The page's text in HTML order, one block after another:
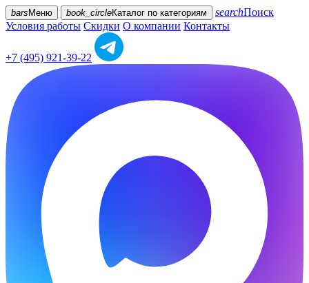
bars Меню book_circleКаталог по категориям searchПоиск
Условия работы Скидки О компании Контакты
+7 (495) 921-39-22